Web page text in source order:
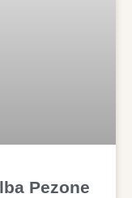
Pezone